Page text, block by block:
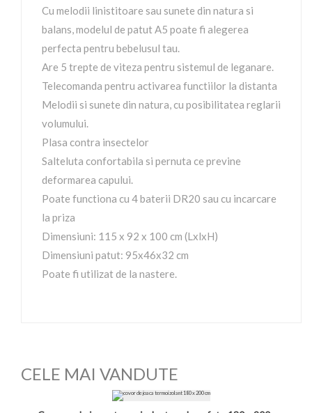
Cu melodii linistitoare sau sunete din natura si
balans, modelul de patut A5 poate fi alegerea
perfecta pentru bebelusul tau.
Are 5 trepte de viteza pentru sistemul de leganare.
Telecomanda pentru activarea functiilor la distanta
Melodii si sunete din natura, cu posibilitatea reglarii
volumului.
Plasa contra insectelor
Salteluta confortabila si pernuta ce previne
deformarea capului.
Poate functiona cu 4 baterii DR20 sau cu incarcare
la priza
Dimensiuni: 115 x 92 x 100 cm (LxlxH)
Dimensiuni patut: 95x46x32 cm
Poate fi utilizat de la nastere.
CELE MAI VANDUTE